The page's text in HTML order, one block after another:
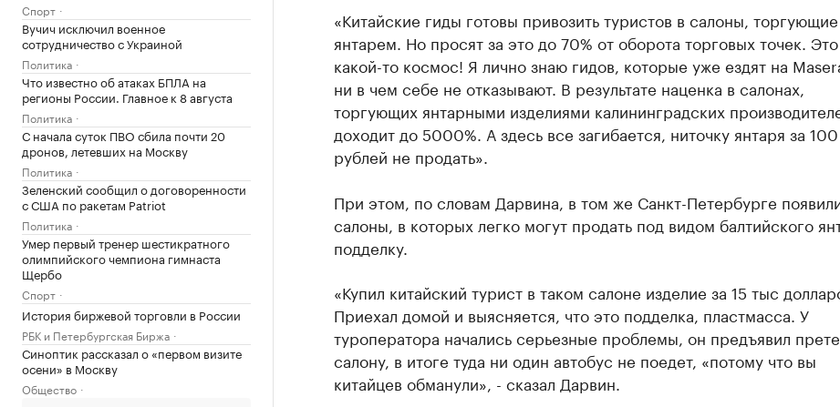
Спорт
Вучич исключил военное
сотрудничество с Украиной
Политика
Что известно об атаках БПЛА на
регионы России. Главное к 8 августа
Политика
С начала суток ПВО сбила почти 20
дронов, летевших на Москву
Политика
Зеленский сообщил о договоренности
с США по ракетам Patriot
Политика
Умер первый тренер шестикратного
олимпийского чемпиона гимнаста
Щербо
Спорт
История биржевой торговли в России
РБК и Петербургская Биржа
Синоптик рассказал о «первом визите
осени» в Москву
Общество
«Китайские гиды готовы привозить туристов в салоны, торгующие
янтарем. Но просят за это до 70% от оборота торговых точек. Это
какой-то космос! Я лично знаю гидов, которые уже ездят на
ни в чем себе не отказывают. В результате наценка в салонах,
торгующих янтарными изделиями калининградских
доходит до 5000%. А здесь все загибается, ниточку янтаря за 100
рублей не продать».
При этом, по словам Дарвина, в том же Санкт-Петербурге
салоны, в которых легко могут продать под видом балтийского
подделку.
«Купил китайский турист в таком салоне изделие за 15 тыс
Приехал домой и выясняется, что это подделка, пластмасса. У
туроператора начались серьезные проблемы, он предъявил
салону, в итоге туда ни один автобус не поедет, «потому что вы
китайцев обманули», - сказал Дарвин.